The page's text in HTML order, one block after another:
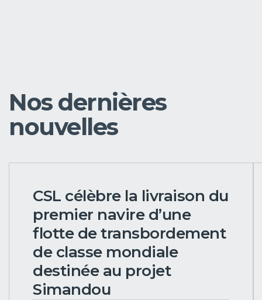
Nos dernières
nouvelles
CSL célèbre la livraison du
premier navire d’une
flotte de transbordement
de classe mondiale
destinée au projet
Simandou